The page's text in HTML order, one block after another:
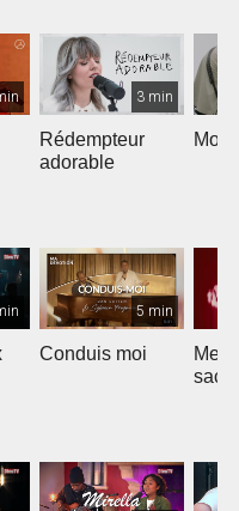
3 min
Rédempteur
adorable
Mon
5 min
Conduis moi